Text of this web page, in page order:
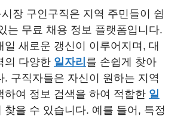
장 구인구직은 지역 주민들이 쉽
는 무료 채용 정보 플랫폼입니다.
일 새로운 갱신이 이루어지며, 대
의 다양한 일자리 를 손쉽게 찾아
. 구직자들은 자신이 원하는 지역
하여 정보 검색을 하여 적합한 일
찾을 수 있습니다. 예를 들어, 특정